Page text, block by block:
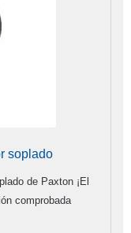
soplado
de Paxton ¡El
comprobada